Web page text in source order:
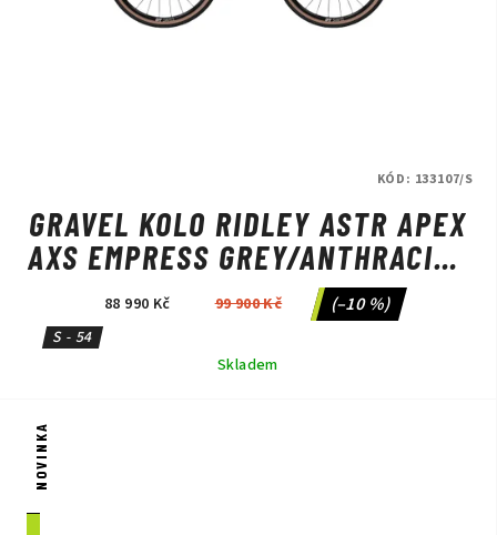
GRAVEL KOLO RIDLEY ASTR APEX
AXS EMPRESS GREY/ANTHRACITE
METALLIC
88 990 Kč 99 900 Kč (–10 %)
S - 54
Skladem
KÓD: 133107/S
NOVINKA